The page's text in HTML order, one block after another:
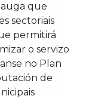
que
sectoriais
permitirá
o servizo
no Plan
de